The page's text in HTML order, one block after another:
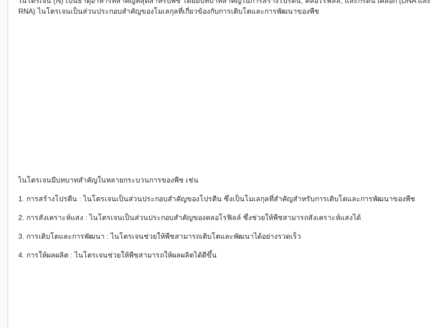
RNA) ไนโตรเจนเป็นส่วนประกอบสำคัญของโมเลกุลที่เกี่ยวข้องกับการเติบโตและการพัฒนาของพืช
ไนโตรเจนมีบทบาทสำคัญในหลายกระบวนการของพืช เช่น
1. การสร้างโปรตีน : ไนโตรเจนเป็นส่วนประกอบสำคัญของโปรตีน ซึ่งเป็นโมเลกุลที่สำคัญสำหรับการเติบโตและการพัฒนาของพืช
2. การสังเคราะห์แสง : ไนโตรเจนเป็นส่วนประกอบสำคัญของคลอโรฟิลล์ ซึ่งช่วยให้พืชสามารถสังเคราะห์แสงได้
3. การเติบโตและการพัฒนา : ไนโตรเจนช่วยให้พืชสามารถเติบโตและพัฒนาได้อย่างรวดเร็ว
4. การให้ผลผลิต : ไนโตรเจนช่วยให้พืชสามารถให้ผลผลิตได้ดีขึ้น